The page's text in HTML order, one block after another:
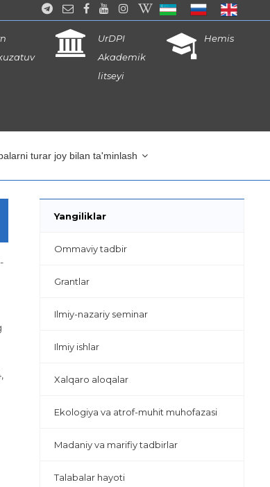
UrDPI
Akademik
litseyi
Hemis
turar joy bilan ta'minlash
Yangiliklar
Ommaviy tadbir
Grantlar
Ilmiy-nazariy seminar
Ilmiy ishlar
Xalqaro aloqalar
Ekologiya va atrof-muhit muhofazasi
Madaniy va marifiy tadbirlar
Talabalar hayoti